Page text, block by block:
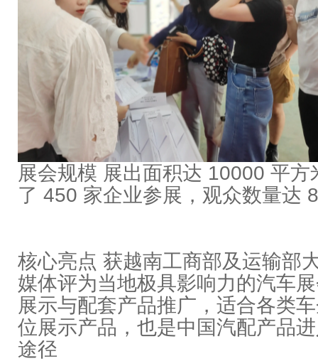
展会规模 展出面积达 10000 平方
了 450 家企业参展，观众数量达
核心亮点 获越南工商部及运输部
媒体评为当地极具影响力的汽车
展示与配套产品推广，适合各类
位展示产品，也是中国汽配产品
途径